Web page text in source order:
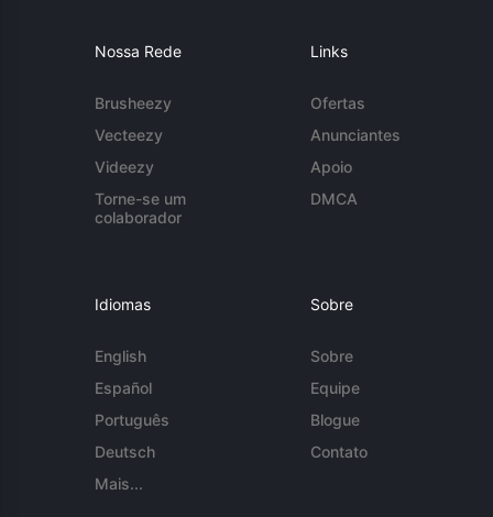
Nossa Rede
Brusheezy
Vecteezy
Videezy
Torne-se um
colaborador
Links
Ofertas
Anunciantes
Apoio
DMCA
Idiomas
English
Español
Português
Deutsch
Mais...
Sobre
Sobre
Equipe
Blogue
Contato